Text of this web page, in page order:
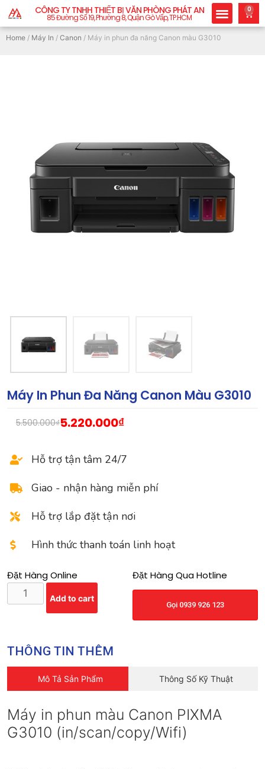
CÔNG TY TNHH THIẾT BỊ VĂN PHÒNG PHÁT AN
85 Đường Số 19, Phường 8, Quận Gò Vấp, TP.HCM
0
Home / Máy In / Canon / Máy in phun đa năng Canon màu G3010
Máy In Phun Đa Năng Canon Màu G3010
5.500.000₫5.220.000₫
Hỗ trợ tận tâm 24/7
Giao - nhận hàng miễn phí
Hỗ trợ lắp đặt tận nơi
Hình thức thanh toán linh hoạt
Đặt Hàng Online Đặt Hàng Qua Hotline
Add to cart
Gọi 0939 926 123
THÔNG TIN THÊM
Mô Tả Sản Phẩm Thông Số Kỹ Thuật
Máy in phun màu Canon PIXMA
G3010 (in/scan/copy/Wifi)